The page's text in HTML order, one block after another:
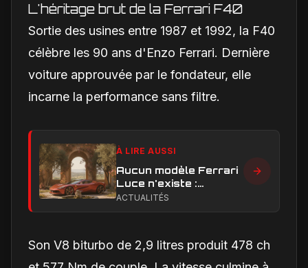
L'héritage brut de la Ferrari F40
Sortie des usines entre 1987 et 1992, la F40
célèbre les 90 ans d'Enzo Ferrari. Dernière
voiture approuvée par le fondateur, elle
incarne la performance sans filtre.
À LIRE AUSSI
Aucun modèle Ferrari
Luce n'existe :
clarification sur les
ACTUALITÉS
Son V8 biturbo de 2,9 litres produit 478 ch